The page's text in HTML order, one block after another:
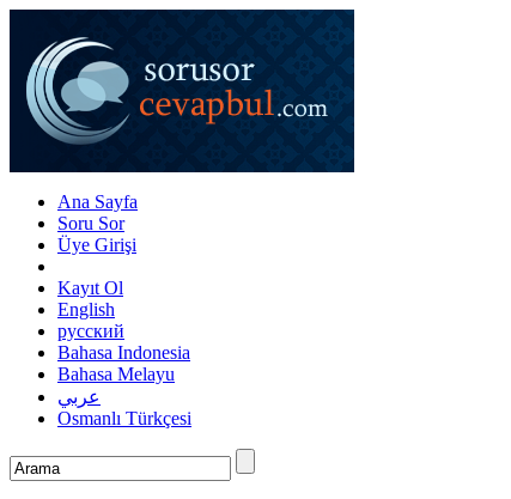
Ana Sayfa
Soru Sor
Üye Girişi
Kayıt Ol
English
русский
Bahasa Indonesia
Bahasa Melayu
عربي
Osmanlı Türkçesi